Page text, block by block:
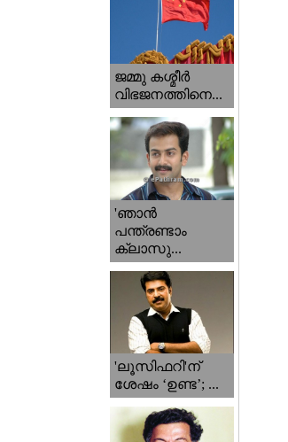
ജമ്മു കശ്മീ‍ർ
വിഭജനത്തിനെ...
'ഞാന്‍
പന്ത്രണ്ടാം
ക്ലാസു...
'ലൂസിഫറി'ന്
ശേഷം ‘ഉണ്ട’; ...